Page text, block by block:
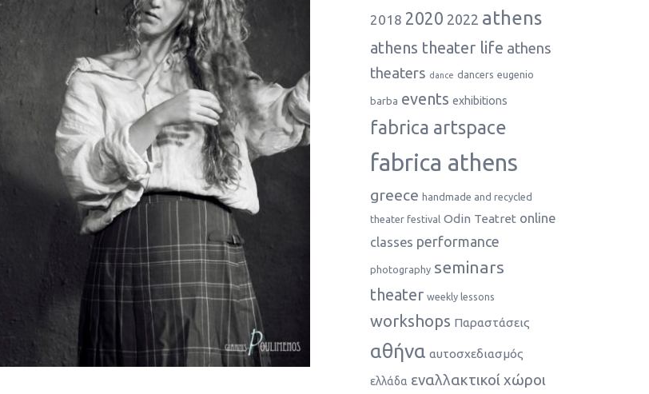
2018 2020 2022 athens
athens theater life athens
theaters dance dancers eugenio
barba events exhibitions
fabrica artspace
fabrica athens
greece handmade and recycled
theater festival Odin Teatret online
classes performance
photography seminars
theater weekly lessons
workshops Παραστάσεις
αθήνα αυτοσχεδιασμός
ελλάδα εναλλακτικοί χώροι